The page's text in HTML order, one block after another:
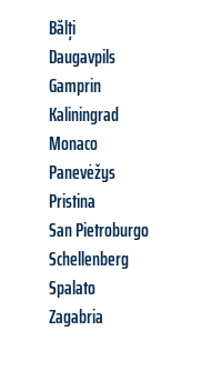
Bălți
Daugavpils
Gamprin
Kaliningrad
Monaco
Panevėžys
Pristina
San Pietroburgo
Schellenberg
Spalato
Zagabria